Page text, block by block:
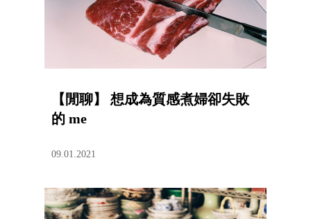
【閒聊】 想成為質感煮婦卻失敗
的 me
09.01.2021